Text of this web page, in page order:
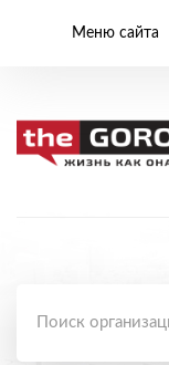
Меню сайта